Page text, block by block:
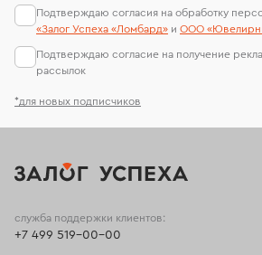
*для новых подписчиков
Подтверждаю согласия на обработку
«Залог Успеха «Ломбард» и ООО
Подтверждаю согласие на получение
рассылок
служба поддержки клиентов:
+7 499 519-00-00